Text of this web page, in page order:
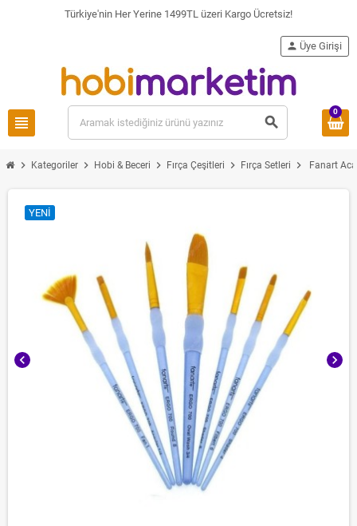
Türkiye'nin Her Yerine 1499TL üzeri Kargo Ücretsiz!
view_headline search
person Üye Girişi
0
chevron_right Kategoriler chevron_right Hobi & Beceri chevron_right Fırça Çeşitleri chevron_right Fırça Setleri chevron_right Fanart
chevron_left chevron_right
YENI